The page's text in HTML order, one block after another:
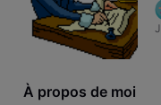
À propos de moi